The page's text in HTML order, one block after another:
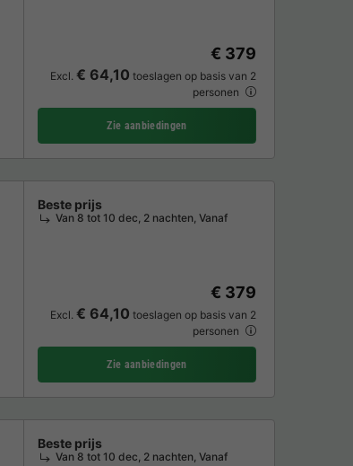
€ 379
Excl. € 64,10 toeslagen op basis van 2
personen
Zie aanbiedingen
mobiliteit
Beste prijs
Van 8 tot 10 dec, 2 nachten, Vanaf
€ 379
Excl. € 64,10 toeslagen op basis van 2
personen
Zie aanbiedingen
Beste prijs
Van 8 tot 10 dec, 2 nachten, Vanaf